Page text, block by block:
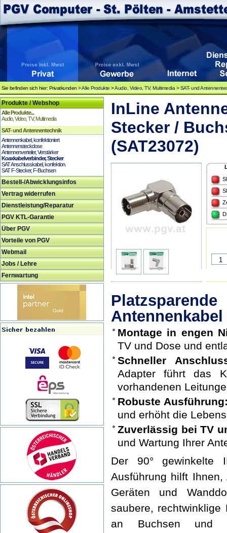
Sie befinden sich hier: Privatkunden >Alle Produkte >Audio, Video, TV, Multimedia >SAT- und
Produkte / Webshop
Alle Produkte...
Audio, Video, TV, Multimedia
SAT- und Antennentechnik
Antennenkabel, konfektioniert
Antennensteckdose
Antennenverteiler, Verstärker
Koaxkabelverbinder, Stecker
SAT Anschlusskabel, konfektion.
SAT F-Stecker, F-Buchsen
Bestell-/Abwicklungsinfos
Vertrag widerrufen
Dienstleistung/Reparatur
PGV KTL-Garantie
Über PGV
Vorteile von PGV
Webmail
Jobs / Lehre
Fernwartung
InLine
Stecker /
(SAT23072)
Antennenkabel
Montage in engen
TV und Dose und
Schneller
Adapter führt das
vorhandenen
Robuste
und erhöht die
Zuverlässig bei TV
und Wartung Ihrer
Der 90° gewinkelte
Ausführung hilft
Geräten und
saubere, rechtwinklige
an Buchsen und